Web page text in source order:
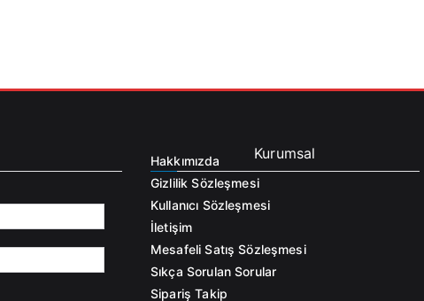
Kurumsal
Hakkımızda
Gizlilik Sözleşmesi
Kullanıcı Sözleşmesi
İletişim
Mesafeli Satış Sözleşmesi
Sıkça Sorulan Sorular
Sipariş Takip